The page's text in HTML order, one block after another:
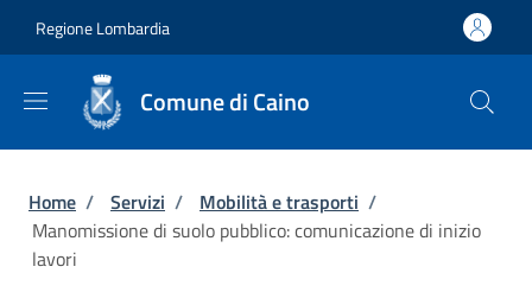
Regione Lombardia
Comune di Caino
Briciole di pane
Home / Servizi / Mobilità e trasporti /
Manomissione di suolo pubblico: comunicazione di inizio
lavori